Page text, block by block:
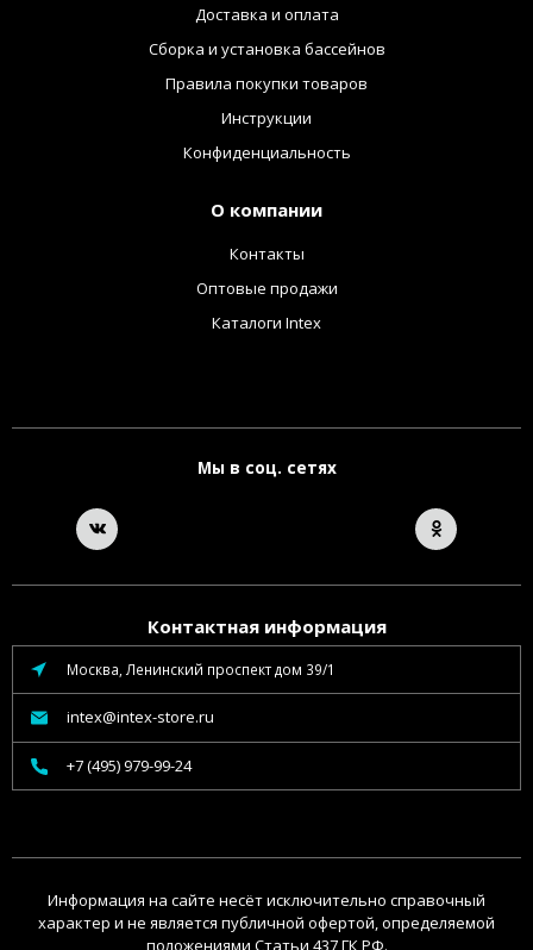
Доставка и оплата
Сборка и установка бассейнов
Правила покупки товаров
Инструкции
Конфиденциальность
О компании
Контакты
Оптовые продажи
Каталоги Intex
Мы в соц. сетях
Контактная информация
Москва, Ленинский проспект дом 39/1
intex@intex-store.ru
+7 (495) 979-99-24
Информация на сайте несёт исключительно справочный
характер и не является публичной офертой, определяемой
положениями Статьи 437 ГК РФ.